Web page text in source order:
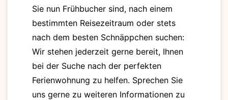
Sie nun Frühbucher sind, nach einem
bestimmten Reisezeitraum oder stets
nach dem besten Schnäppchen suchen:
Wir stehen jederzeit gerne bereit, Ihnen
bei der Suche nach der perfekten
Ferienwohnung zu helfen. Sprechen Sie
uns gerne zu weiteren Informationen zu